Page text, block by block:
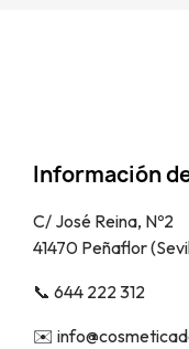
Información
C/ José Reina, Nº2
41470 Peñaflor
📞​ 644 222 312
✉️​